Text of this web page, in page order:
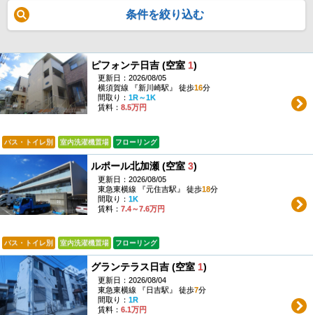
条件を絞り込む
ピフォンテ日吉 (空室 1)
更新日：2026/08/05
横須賀線 『新川崎駅』 徒歩16分
間取り： 1R～1K
賃料： 8.5万円
バス・トイレ別 室内洗濯機置場 フローリング
ルポール北加瀬 (空室 3)
更新日：2026/08/05
東急東横線 『元住吉駅』 徒歩18分
間取り： 1K
賃料： 7.4～7.6万円
バス・トイレ別 室内洗濯機置場 フローリング
グランテラス日吉 (空室 1)
更新日：2026/08/04
東急東横線 『日吉駅』 徒歩7分
間取り： 1R
賃料： 6.1万円